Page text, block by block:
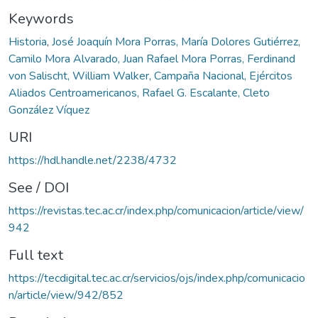
Keywords
Historia, José Joaquín Mora Porras, María Dolores Gutiérrez,
Camilo Mora Alvarado, Juan Rafael Mora Porras, Ferdinand
von Salischt, William Walker, Campaña Nacional, Ejércitos
Aliados Centroamericanos, Rafael G. Escalante, Cleto
González Víquez
URI
https://hdl.handle.net/2238/4732
See / DOI
https://revistas.tec.ac.cr/index.php/comunicacion/article/view/
942
Full text
https://tecdigital.tec.ac.cr/servicios/ojs/index.php/comunicacio
n/article/view/942/852